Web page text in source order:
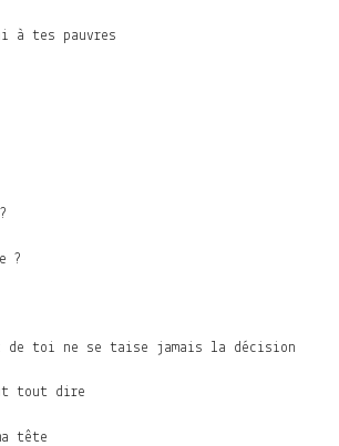
à tes pauvres
?
de toi ne se taise jamais la décision
tout dire
tête